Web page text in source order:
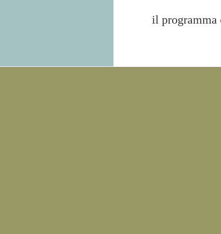
il programma